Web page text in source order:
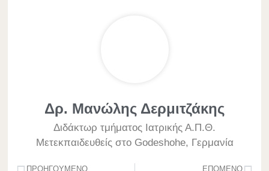
Δρ. Μανώλης Δερμιτζάκης
Διδάκτωρ τμήματος Ιατρικής Α.Π.Θ.
Μετεκπαιδευθείς στο Godeshohe, Γερμανία
ΠΡΟΗΓΟΎΜΕΝΟ ΕΠΌΜΕΝΟ